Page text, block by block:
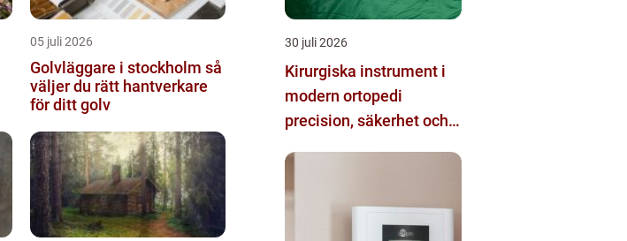
05 juli 2026
Golvläggare i stockholm så
väljer du rätt hantverkare
för ditt golv
30 juli 2026
Kirurgiska instrument i
modern ortopedi
precision, säkerhet och